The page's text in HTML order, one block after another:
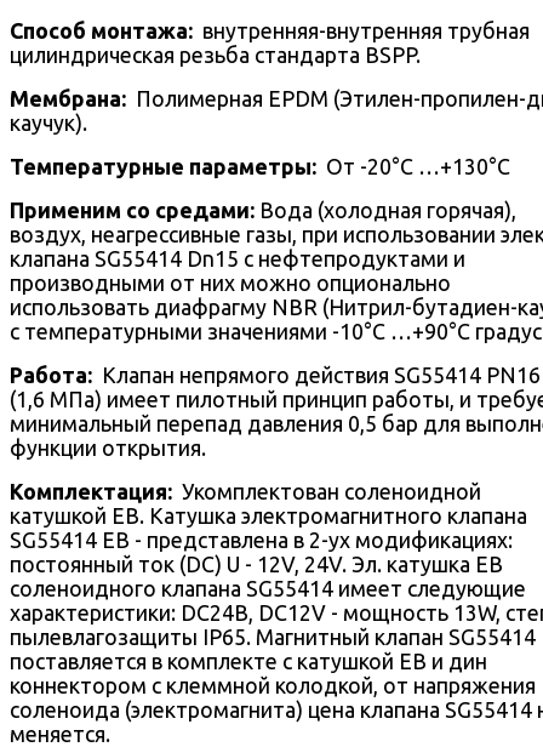
Способ монтажа: внутренняя-внутренняя трубная
цилиндрическая резьба стандарта BSPP.
Mембрана: Полимерная EPDM (Этилен-пропилен-
каучук).
Температурные параметры: От -20°С …+130°С
Применим со средами: Вода (холодная горячая),
воздух, неагрессивные газы, при использовании
клапана SG55414 Dn15 с нефтепродуктами и
производными от них можно опционально
использовать диафрагму NBR (Нитрил-бутадиен-
с температурными значениями -10°С …+90°С
Работа: Клапан непрямого действия SG55414
(1,6 МПа) имеет пилотный принцип работы, и
минимальный перепад давления 0,5 бар для
функции открытия.
Комплектация: Укомплектован соленоидной
катушкой EB. Катушка электромагнитного клапана
SG55414 EB - представлена в 2-ух модификациях:
постоянный ток (DC) U - 12V, 24V. Эл. катушка EB
соленоидного клапана SG55414 имеет следующие
характеристики: DC24В, DC12V - мощность 13W,
пылевлагозащиты IP65. Магнитный клапан SG55414
поставляется в комплекте с катушкой EB и дин
коннектором с клеммной колодкой, от напряжения
соленоида (электромагнита) цена клапана SG55414
меняется.